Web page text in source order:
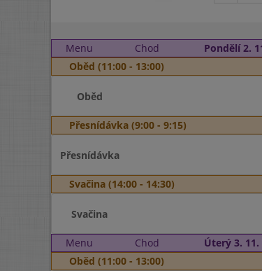
Menu
Chod
Pondělí 2.
Oběd (11:00 - 13:00)
Oběd
Přesnídávka (9:00 - 9:15)
Přesnídávka
Svačina (14:00 - 14:30)
Svačina
Menu Chod
Úterý 3. 11.
Oběd (11:00 - 13:00)